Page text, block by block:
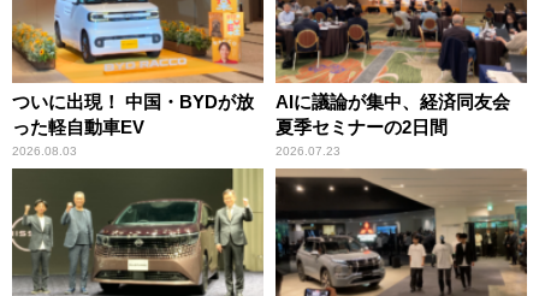
ついに出現！ 中国・BYDが放
った軽自動車EV
2026.08.03
AIに議論が集中、経済同友会
夏季セミナーの2日間
2026.07.23